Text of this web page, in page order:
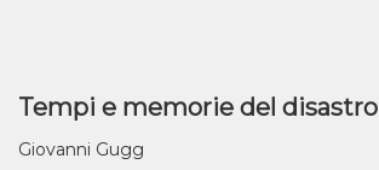
Tempi e memorie del disastro
Giovanni Gugg